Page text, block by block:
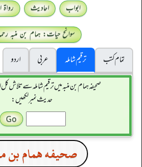
ابواب احادیث
سوانح حیات: ہمام بن منبہ
تمام کتب
ترقیم شاملہ عربی
اردو
صحیفہ ہمام بن منبہ میں ترقیم شاملہ سے تلاش کل
حدیث نمبر لکھیں:
صحيفه همام بن